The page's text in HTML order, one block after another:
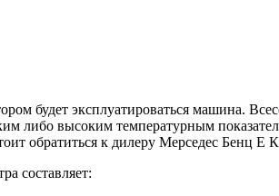
будет эксплуатироваться машина.
либо высоким температурным
обратиться к дилеру Мерседес Бенц Е
составляет: